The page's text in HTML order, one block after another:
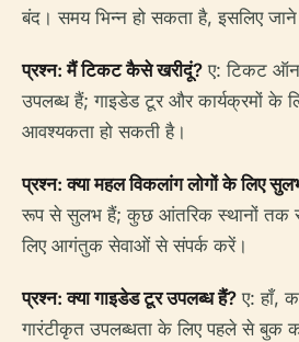
बंद। समय भिन्न हो सकता है, इसलिए
प्रश्न: मैं टिकट कैसे खरीदूं? ए: टिकट
उपलब्ध हैं; गाइडेड टूर और कार्यक्रमों के
आवश्यकता हो सकती है।
प्रश्न: क्या महल विकलांग लोगों के लिए
रूप से सुलभ हैं; कुछ आंतरिक स्थानों तक
लिए आगंतुक सेवाओं से संपर्क करें।
प्रश्न: क्या गाइडेड टूर उपलब्ध हैं? ए: हाँ,
गारंटीकृत उपलब्धता के लिए पहले से बुक